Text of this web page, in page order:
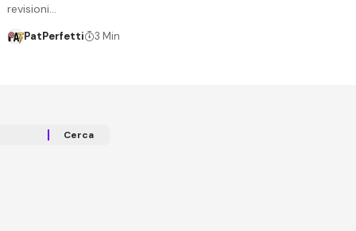
revisioni…
PatPerfetti 3 Min